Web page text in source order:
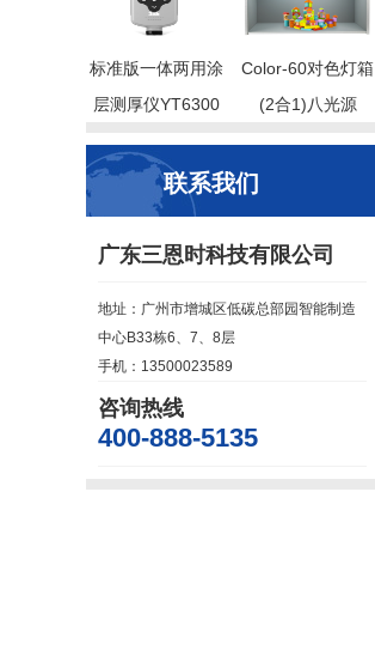
标准版一体两用涂
层测厚仪YT6300
Color-60对色灯箱
(2合1)八光源
联系我们
广东三恩时科技有限公司
地址：广州市增城区低碳总部园智能制造
中心B33栋6、7、8层
手机：13500023589
咨询热线
400-888-5135